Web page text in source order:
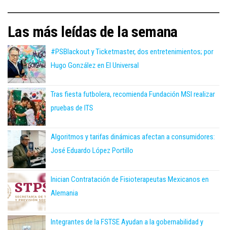
Las más leídas de la semana
#PSBlackout y Ticketmaster, dos entretenimientos; por
Hugo González en El Universal
Tras fiesta futbolera, recomienda Fundación MSI realizar
pruebas de ITS
Algoritmos y tarifas dinámicas afectan a consumidores:
José Eduardo López Portillo
Inician Contratación de Fisioterapeutas Mexicanos en
Alemania
Integrantes de la FSTSE Ayudan a la gobernabilidad y